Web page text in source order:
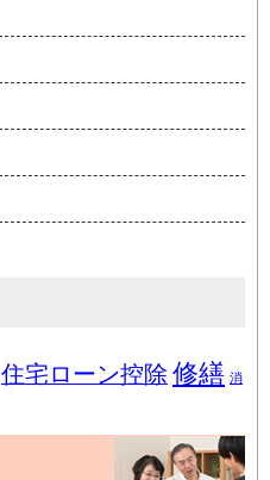
住宅ローン控除 修繕 消